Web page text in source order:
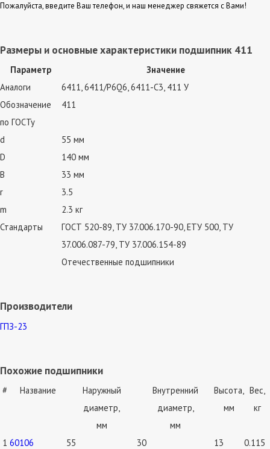
Пожалуйста, введите Ваш телефон, и наш менеджер свяжется с Вами!
Размеры и основные характеристики подшипник 411
Параметр
Значение
Аналоги
6411, 6411/P6Q6, 6411-C3, 411 У
Обозначение
по ГОСТу
411
d
55 мм
D
140 мм
B
33 мм
r
3.5
m
2.3 кг
Стандарты
ГОСТ 520-89, ТУ 37.006.170-90, ЕТУ 500, ТУ
37.006.087-79, ТУ 37.006.154-89
Отечественные подшипники
Производители
ГПЗ-23
Похожие подшипники
# Название
Наружный
диаметр,
мм
Внутренний
диаметр,
мм
Высота,
мм
Вес,
кг
1 60106 55 30 13
0.115